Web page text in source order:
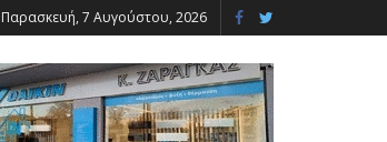
Παρασκευή, 7 Αυγούστου, 2026